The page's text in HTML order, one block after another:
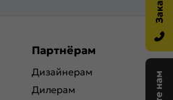
Партнёрам
Дизайнерам
Дилерам